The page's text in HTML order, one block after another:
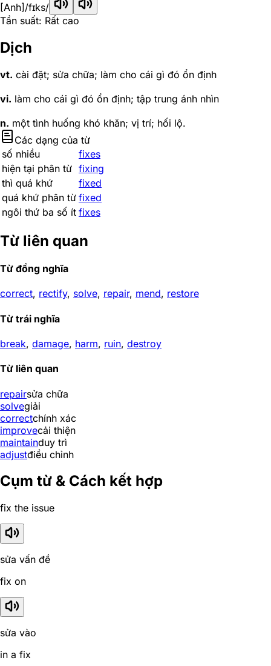
[Anh] /fɪks/
Tần suất: Rất cao
Dịch
vt. cài đặt; sửa chữa; làm cho cái gì đó ổn định
vi. làm cho cái gì đó ổn định; tập trung ánh nhìn
n. một tình huống khó khăn; vị trí; hối lộ.
Các dạng của từ
số nhiều
fixes
hiện tại phân từ fixing
thì quá khứ
fixed
quá khứ phân từ fixed
ngôi thứ ba số ít fixes
Từ liên quan
Từ đồng nghĩa
correct, rectify, solve, repair, mend, restore
Từ trái nghĩa
break, damage, harm, ruin, destroy
Từ liên quan
repairsửa chữa
solvegiải
correctchính xác
improvecải thiện
maintainduy trì
adjustđiều chỉnh
Cụm từ & Cách kết hợp
fix the issue
sửa vấn đề
fix on
sửa vào
in a fix